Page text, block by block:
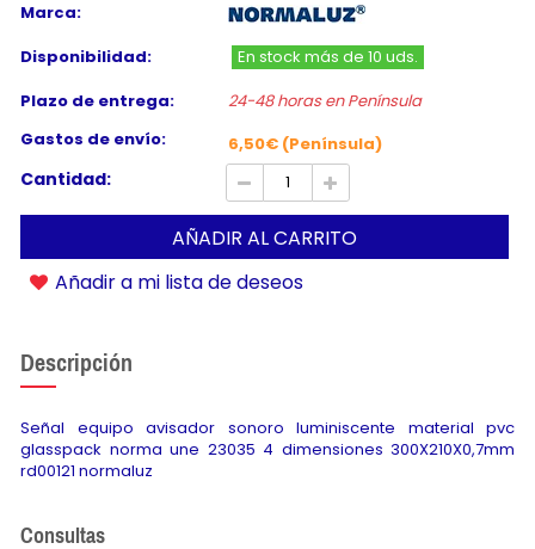
Marca:
Disponibilidad:
En stock más de 10 uds.
Plazo de entrega:
24-48 horas en Península
Gastos de envío:
6,50€ (Península)
Cantidad:
AÑADIR AL CARRITO
Añadir a mi lista de deseos
Descripción
Señal equipo avisador sonoro luminiscente material pvc
glasspack norma une 23035 4 dimensiones 300X210X0,7mm
rd00121 normaluz
Consultas